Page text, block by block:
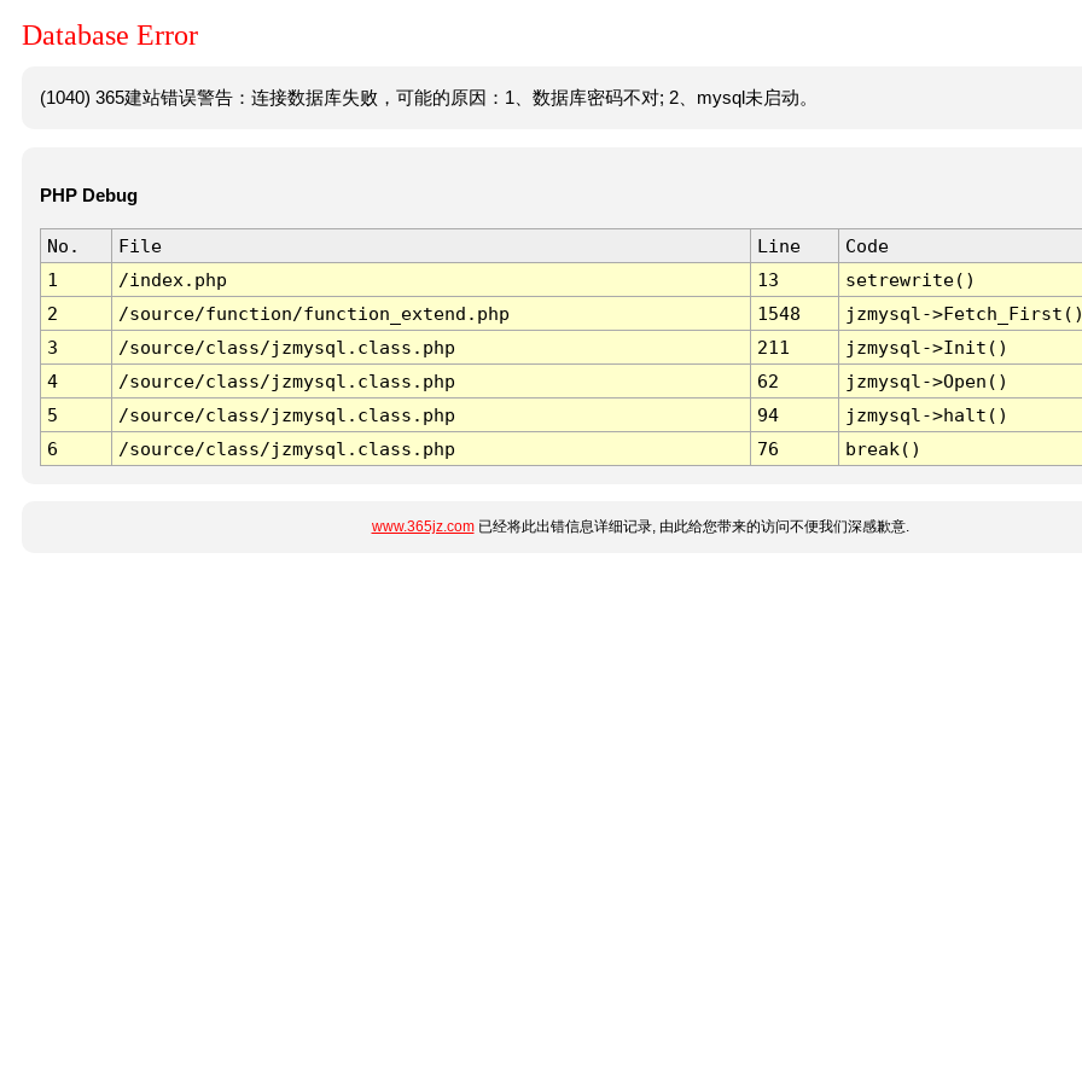
Database Error
(1040) 365建站错误警告：连接数据库失败，可能的原因：1、数据库密码不对; 2、mysql未启动。
PHP Debug
No. File Line
Code
1
/index.php 13
setrewrite()
2
/source/function/function_extend.php 1548
jzmysql-
3
/source/class/jzmysql.class.php 211
jzmysql->Init()
4
/source/class/jzmysql.class.php 62
jzmysql->Open()
5
/source/class/jzmysql.class.php 94
jzmysql->halt()
6
/source/class/jzmysql.class.php 76 break()
www.365jz.com已经将此出错信息详细记录, 由此给您带来的访问不便我们深感歉意.